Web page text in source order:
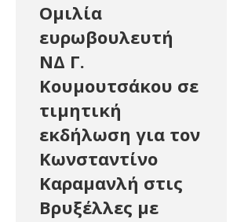
Ομιλία
ευρωβουλευτή
ΝΔ Γ.
Κουμουτσάκου σε
τιμητική
εκδήλωση για τον
Κωνσταντίνο
Καραμανλή στις
Βρυξέλλες με